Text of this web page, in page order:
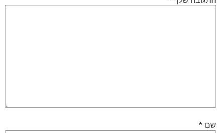
שם *